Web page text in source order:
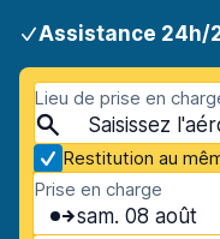
Assistance 24h/
Lieu de prise en
Restitution au
Prise en charge
sam. 08 août